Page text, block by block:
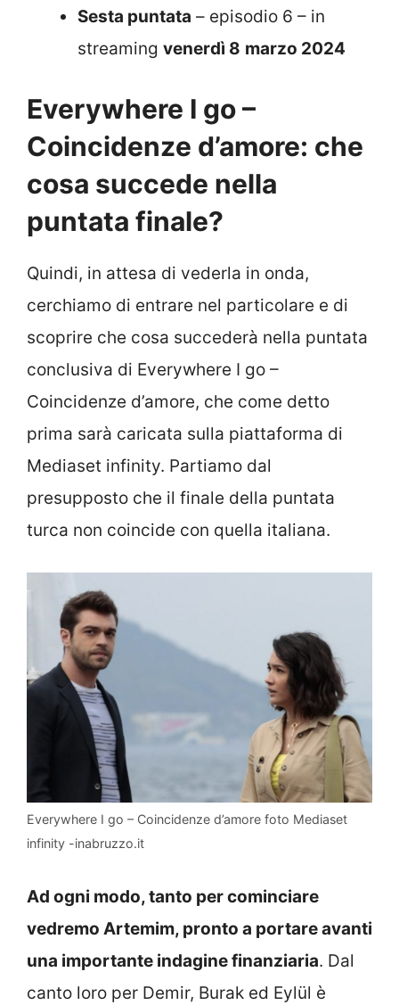
Sesta puntata – episodio 6 – in
streaming venerdì 8 marzo 2024
Everywhere I go –
Coincidenze d’amore: che
cosa succede nella
puntata finale?
Quindi, in attesa di vederla in onda,
cerchiamo di entrare nel particolare e di
scoprire che cosa succederà nella puntata
conclusiva di Everywhere I go –
Coincidenze d’amore, che come detto
prima sarà caricata sulla piattaforma di
Mediaset infinity. Partiamo dal
presupposto che il finale della puntata
turca non coincide con quella italiana.
Everywhere I go – Coincidenze d’amore foto Mediaset
infinity -inabruzzo.it
Ad ogni modo, tanto per cominciare
vedremo Artemim, pronto a portare avanti
una importante indagine finanziaria. Dal
canto loro per Demir, Burak ed Eylül è